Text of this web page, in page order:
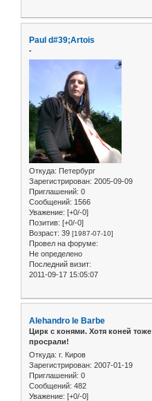
Paul d#39;Artois
-
Откуда: Петербург
Зарегистрирован: 2005-09-09
Приглашений: 0
Сообщений: 1566
Уважение: [+0/-0]
Позитив: [+0/-0]
Возраст: 39 [1987-07-10]
Провел на форуме:
Не определено
Последний визит:
2011-09-17 15:05:07
Alehandro le Barbe
Цирк с конями. Хотя коней тоже
просрали!
Откуда: г. Киров
Зарегистрирован: 2007-01-19
Приглашений: 0
Сообщений: 482
Уважение: [+0/-0]